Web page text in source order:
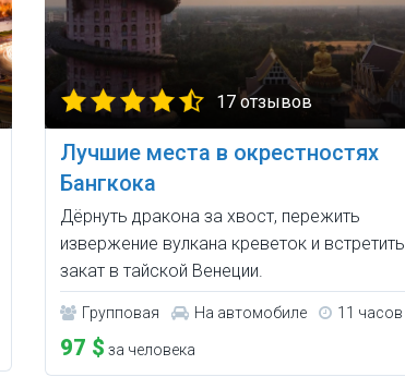
17 отзывов
Лучшие места в окрестностях
Бангкока
Дёрнуть дракона за хвост, пережить
извержение вулкана креветок и встретить
закат в тайской Венеции.
Групповая На автомобиле 11 часов
97 $ за человека